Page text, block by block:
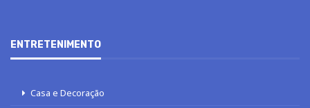
ENTRETENIMENTO
Casa e Decoração